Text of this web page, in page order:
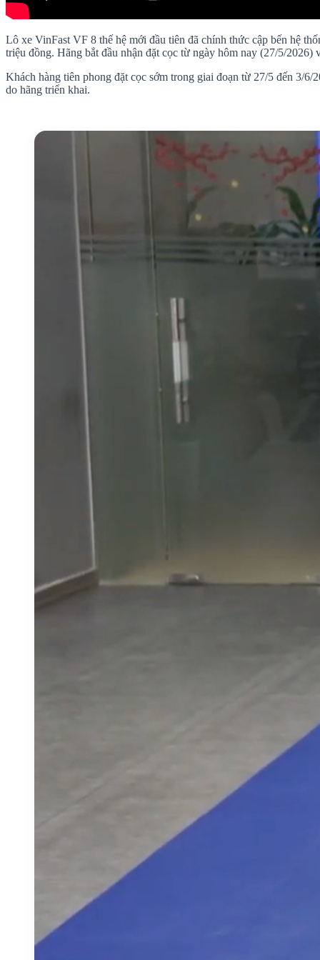
Lô xe VinFast VF 8 thế hệ mới đầu tiên đã chính thức cập bến hệ
triệu đồng. Hãng bắt đầu nhận đặt cọc từ ngày hôm nay (27/5/
Khách hàng tiên phong đặt cọc sớm trong giai đoạn từ 27/5 đến 3/
do hãng triển khai.